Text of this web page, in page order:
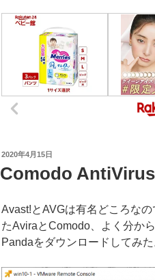
投
日:
2020年4月15日
Comodo
Avast!とAVGは有名どころな
たAviraとComodo、よく分か
Pandaをダウンロードしてみた